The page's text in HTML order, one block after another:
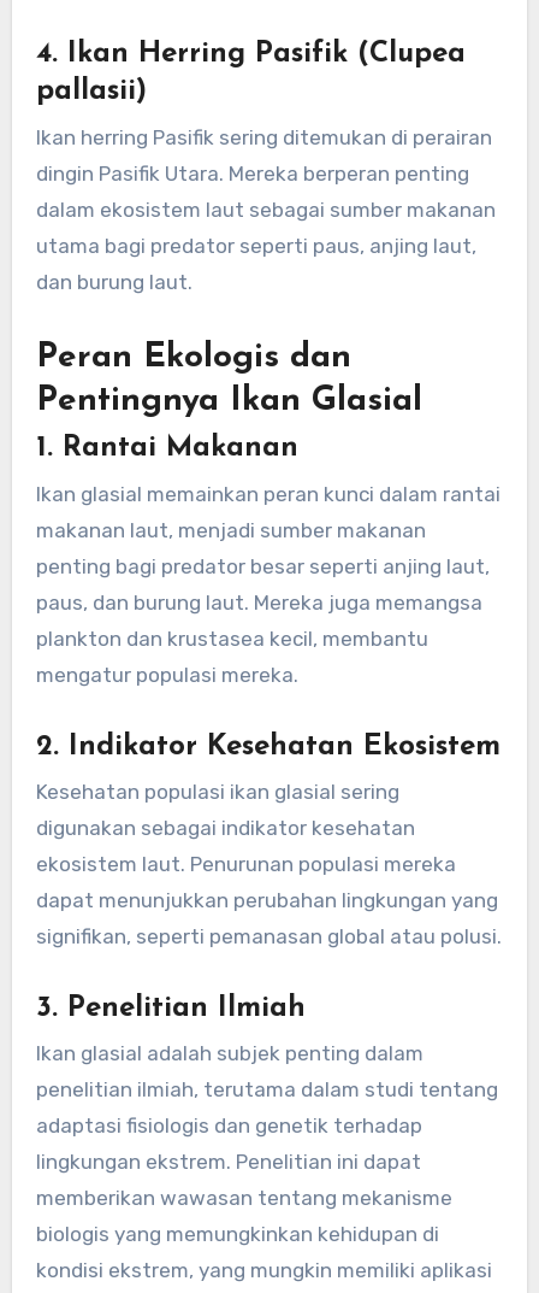
4. Ikan Herring Pasifik (Clupea
pallasii)
Ikan herring Pasifik sering ditemukan di perairan
dingin Pasifik Utara. Mereka berperan penting
dalam ekosistem laut sebagai sumber makanan
utama bagi predator seperti paus, anjing laut,
dan burung laut.
Peran Ekologis dan
Pentingnya Ikan Glasial
1. Rantai Makanan
Ikan glasial memainkan peran kunci dalam rantai
makanan laut, menjadi sumber makanan
penting bagi predator besar seperti anjing laut,
paus, dan burung laut. Mereka juga memangsa
plankton dan krustasea kecil, membantu
mengatur populasi mereka.
2. Indikator Kesehatan Ekosistem
Kesehatan populasi ikan glasial sering
digunakan sebagai indikator kesehatan
ekosistem laut. Penurunan populasi mereka
dapat menunjukkan perubahan lingkungan yang
signifikan, seperti pemanasan global atau polusi.
3. Penelitian Ilmiah
Ikan glasial adalah subjek penting dalam
penelitian ilmiah, terutama dalam studi tentang
adaptasi fisiologis dan genetik terhadap
lingkungan ekstrem. Penelitian ini dapat
memberikan wawasan tentang mekanisme
biologis yang memungkinkan kehidupan di
kondisi ekstrem, yang mungkin memiliki aplikasi